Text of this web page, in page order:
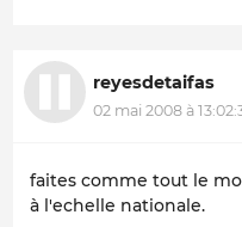
reyesdetaifas
02 mai 2008 à
faites comme tout le
à l'echelle nationale.